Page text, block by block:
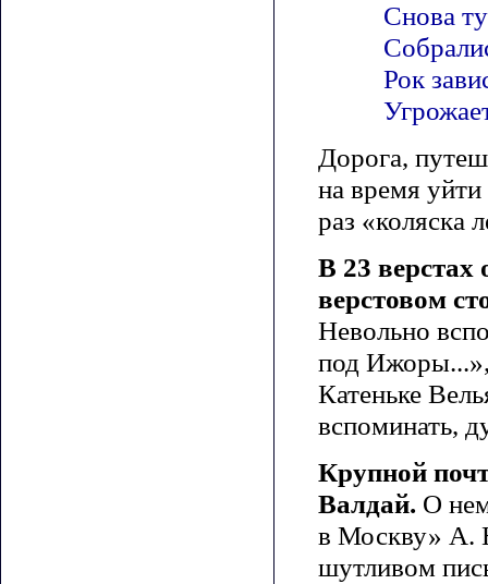
Снова
Рок
Дорога,
на время
раз «коляска
В 23 верстах
верстовом
Невольно
под Ижоры...»,
Катеньке
вспоминать,
Крупной
Валдай. О
в Москву» А.
шутливом